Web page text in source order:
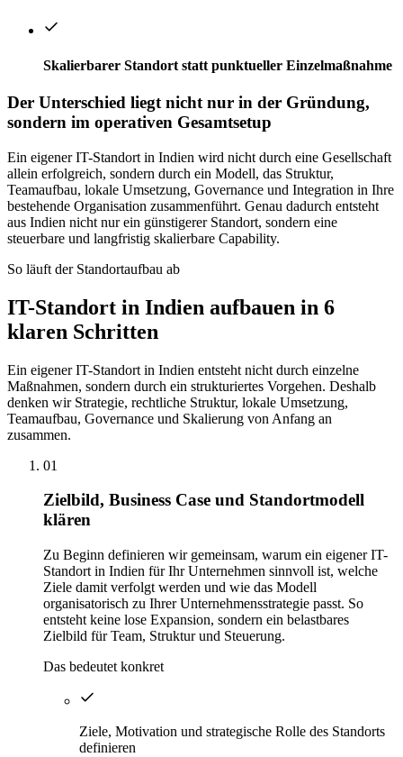
Skalierbarer Standort statt punktueller Einzelmaßnahme
Der Unterschied liegt nicht nur in der Gründung,
sondern im operativen Gesamtsetup
Ein eigener IT-Standort in Indien wird nicht durch eine Gesellschaft
allein erfolgreich, sondern durch ein Modell, das Struktur,
Teamaufbau, lokale Umsetzung, Governance und Integration in Ihre
bestehende Organisation zusammenführt. Genau dadurch entsteht
aus Indien nicht nur ein günstigerer Standort, sondern eine
steuerbare und langfristig skalierbare Capability.
So läuft der Standortaufbau ab
IT-Standort in Indien aufbauen in 6
klaren Schritten
Ein eigener IT-Standort in Indien entsteht nicht durch einzelne
Maßnahmen, sondern durch ein strukturiertes Vorgehen. Deshalb
denken wir Strategie, rechtliche Struktur, lokale Umsetzung,
Teamaufbau, Governance und Skalierung von Anfang an
zusammen.
01
Zielbild, Business Case und Standortmodell
klären
Zu Beginn definieren wir gemeinsam, warum ein eigener IT-
Standort in Indien für Ihr Unternehmen sinnvoll ist, welche
Ziele damit verfolgt werden und wie das Modell
organisatorisch zu Ihrer Unternehmensstrategie passt. So
entsteht keine lose Expansion, sondern ein belastbares
Zielbild für Team, Struktur und Steuerung.
Das bedeutet konkret
Ziele, Motivation und strategische Rolle des Standorts
definieren